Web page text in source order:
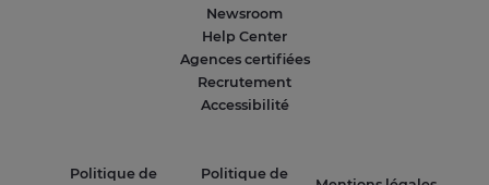
Newsroom
Help Center
Agences certifiées
Recrutement
Accessibilité
Politique de
Politique de